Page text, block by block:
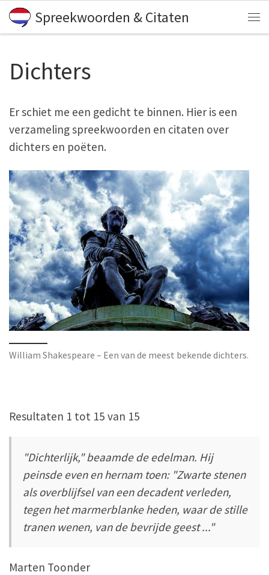
Skip to content
Spreekwoorden & Citaten
Dichters
Er schiet me een gedicht te binnen. Hier is een
verzameling spreekwoorden en citaten over
dichters en poëten.
William Shakespeare – Een van de meest bekende dichters.
Resultaten 1 tot 15 van 15
"Dichterlijk," beaamde de edelman. Hij
peinsde even en hernam toen: "Zwarte stenen
als overblijfsel van een decadent verleden,
tegen het marmerblanke heden, waar de stille
tranen wenen, van de bevrijde geest ..."
Marten Toonder